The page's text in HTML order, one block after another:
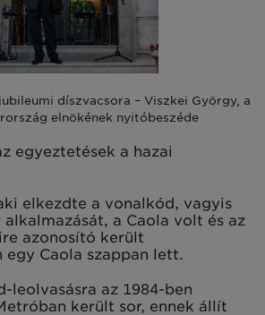
díszvacsora – Viszkei György, a
elnökének nyitóbeszéde
egyeztetések a hazai
elkezdte a vonalkód, vagyis
alkalmazását, a Caola volt és az
azonosító került
egy Caola szappan lett.
leolvasásra az 1984-ben
került sor, ennek állít